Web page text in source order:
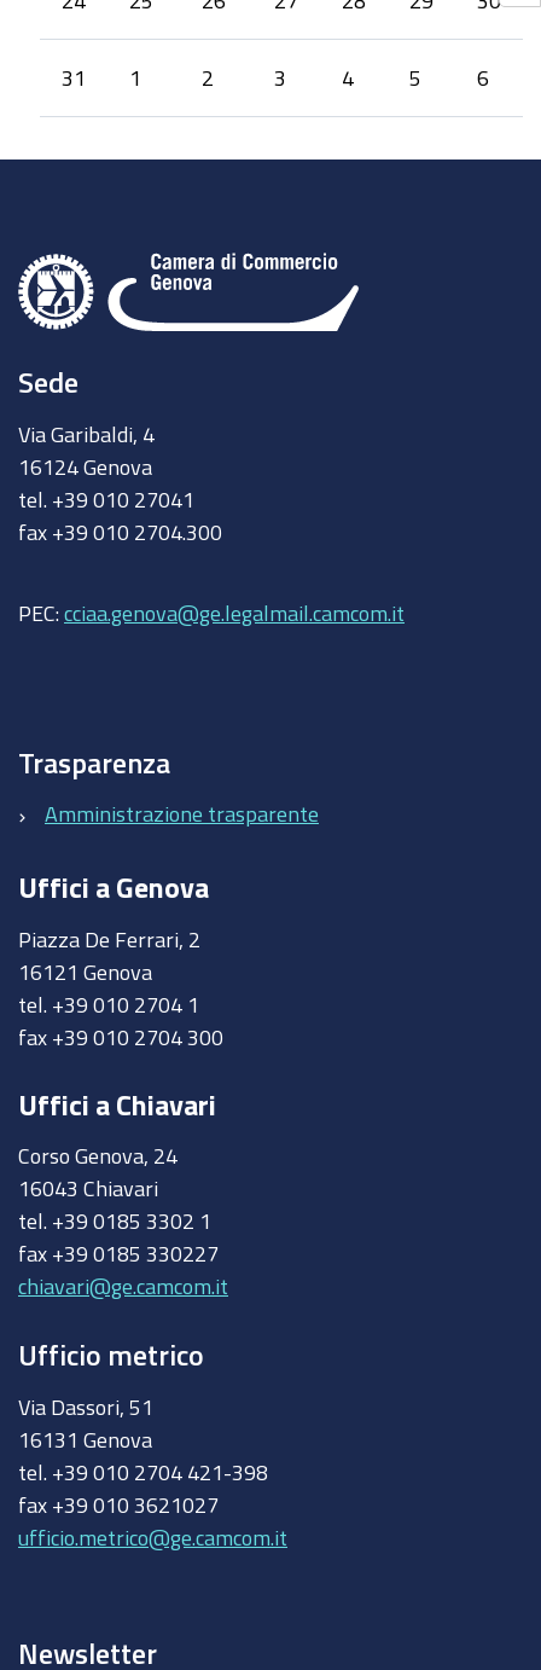
31 1 2 3 4 5 6
Sede
Via Garibaldi, 4
16124 Genova
tel. +39 010 27041
fax +39 010 2704.300
PEC: cciaa.genova@ge.legalmail.camcom.it
Trasparenza
Amministrazione trasparente
Uffici a Genova
Piazza De Ferrari, 2
16121 Genova
tel. +39 010 2704 1
fax +39 010 2704 300
Uffici a Chiavari
Corso Genova, 24
16043 Chiavari
tel. +39 0185 3302 1
fax +39 0185 330227
chiavari@ge.camcom.it
Ufficio metrico
Via Dassori, 51
16131 Genova
tel. +39 010 2704 421-398
fax +39 010 3621027
ufficio.metrico@ge.camcom.it
Newsletter